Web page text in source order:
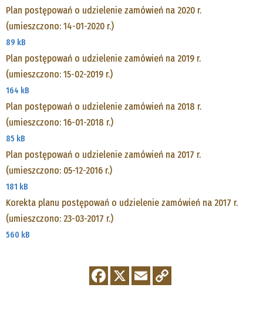
Plan postępowań o udzielenie zamówień na 2020 r.
(umieszczono: 14-01-2020 r.)
89 kB
Plan postępowań o udzielenie zamówień na 2019 r.
(umieszczono: 15-02-2019 r.)
164 kB
Plan postępowań o udzielenie zamówień na 2018 r.
(umieszczono: 16-01-2018 r.)
85 kB
Plan postępowań o udzielenie zamówień na 2017 r.
(umieszczono: 05-12-2016 r.)
181 kB
Korekta planu postępowań o udzielenie zamówień na 2017 r.
(umieszczono: 23-03-2017 r.)
560 kB